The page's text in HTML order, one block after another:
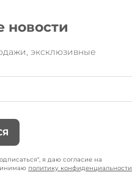
новости
эксклюзивные
я даю согласие на
политику конфиденциальности